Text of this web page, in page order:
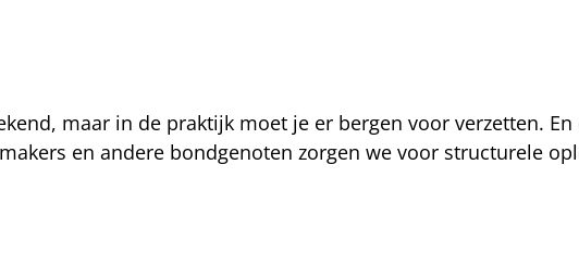
maar in de praktijk moet je er bergen voor verzetten.
en andere bondgenoten zorgen we voor structurele